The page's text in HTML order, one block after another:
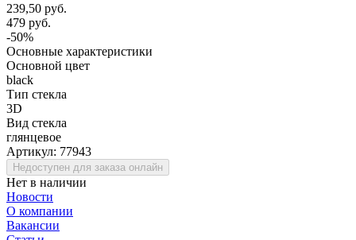
239,50 руб.
479 руб.
-50%
Основные характеристики
Основной цвет
black
Тип стекла
3D
Вид стекла
глянцевое
Артикул: 77943
Недоступен для заказа онлайн
Нет в наличии
Новости
О компании
Вакансии